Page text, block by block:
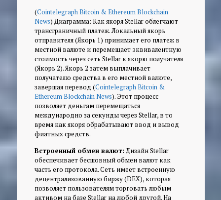
(Cointelegraph Bitcoin & Ethereum Blockchain
News) Диаграмма: Как якоря Stellar облегчают
трансграничный платеж. Локальный якорь
отправителя (Якорь 1) принимает его платеж в
местной валюте и перемещает эквивалентную
стоимость через сеть Stellar к якорю получателя
(Якорь 2). Якорь 2 затем выплачивает
получателю средства в его местной валюте,
завершая перевод (Cointelegraph Bitcoin &
Ethereum Blockchain News). Этот процесс
позволяет деньгам перемещаться
международно за секунды через Stellar, в то
время как якоря обрабатывают ввод и вывод
фиатных средств.
Встроенный обмен валют: Дизайн Stellar
обеспечивает бесшовный обмен валют как
часть его протокола. Сеть имеет встроенную
децентрализованную биржу (DEX), которая
позволяет пользователям торговать любым
активом на базе Stellar на любой другой. На